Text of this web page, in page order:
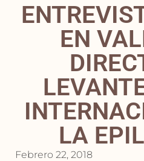
EN
LA
Febrero 22, 2018